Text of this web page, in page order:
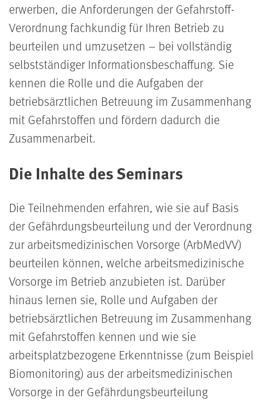
erwerben, die Anforderungen der Gefahrstoff-
Verordnung fachkundig für Ihren Betrieb zu
beurteilen und umzusetzen – bei vollständig
selbstständiger Informationsbeschaffung. Sie
kennen die Rolle und die Aufgaben der
betriebsärztlichen Betreuung im Zusammenhang
mit Gefahrstoffen und fördern dadurch die
Zusammenarbeit.
Die Inhalte des Seminars
Die Teilnehmenden erfahren, wie sie auf Basis
der Gefährdungsbeurteilung und der Verordnung
zur arbeitsmedizinischen Vorsorge (ArbMedVV)
beurteilen können, welche arbeitsmedizinische
Vorsorge im Betrieb anzubieten ist. Darüber
hinaus lernen sie, Rolle und Aufgaben der
betriebsärztlichen Betreuung im Zusammenhang
mit Gefahrstoffen kennen und wie sie
arbeitsplatzbezogene Erkenntnisse (zum Beispiel
Biomonitoring) aus der arbeitsmedizinischen
Vorsorge in der Gefährdungsbeurteilung